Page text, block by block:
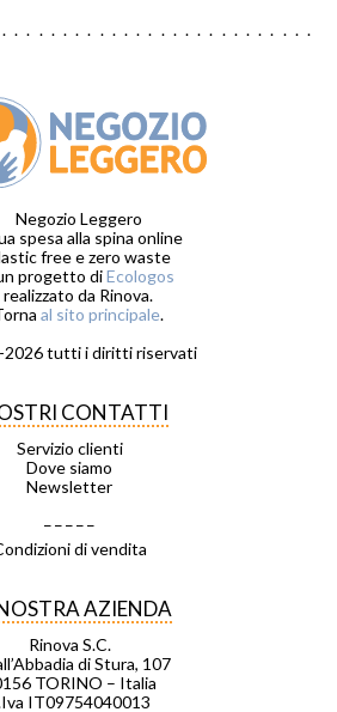
Negozio Leggero
spesa alla spina online
free e zero waste
progetto diEcologos
realizzato da Rinova.
al sito principale.
2026 tutti i diritti riservati
CONTATTI
Servizio clienti
Dove siamo
Newsletter
di vendita
AZIENDA
Rinova S.C.
di Stura, 107
TORINO – Italia
IT09754040013